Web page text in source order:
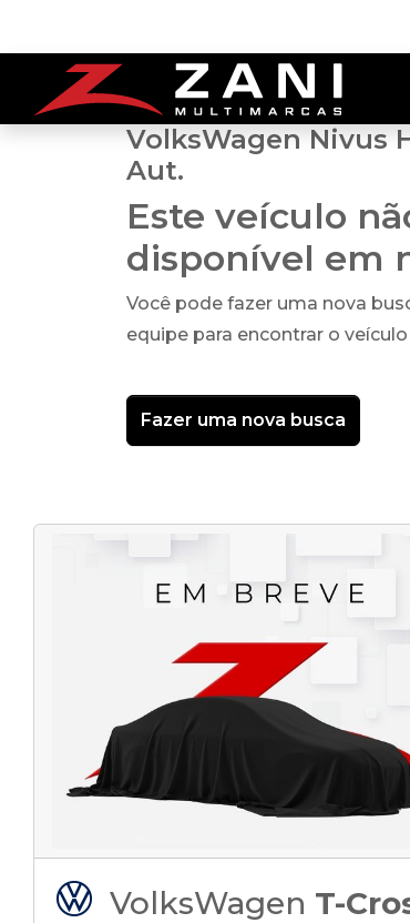
VolksWagen Nivus
Aut.
Este veículo
disponível em
Você pode fazer uma nova
equipe para encontrar o
Fazer uma nova busca
VolksWagen T-